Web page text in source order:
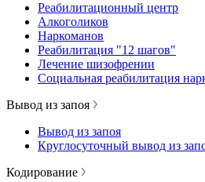
Реабилитационный центр
Алкоголиков
Наркоманов
Реабилитация "12 шагов"
Лечение шизофрении
Социальная реабилитация
Вывод из запоя
Вывод из запоя
Круглосуточный вывод из
Кодирование